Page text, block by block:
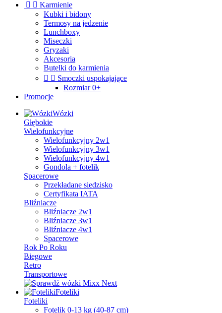
  Karmienie
Kubki i bidony
Termosy na jedzenie
Lunchboxy
Miseczki
Gryzaki
Akcesoria
Butelki do karmienia
  Smoczki uspokajające
Rozmiar 0+
Promocje
Wózki
Głębokie
Wielofunkcyjne
Wielofunkcyjny 2w1
Wielofunkcyjny 3w1
Wielofunkcyjny 4w1
Gondola + fotelik
Spacerowe
Przekładane siedzisko
Certyfikata IATA
Bliźniacze
Bliźniacze 2w1
Bliźniacze 3w1
Bliźniacze 4w1
Spacerowe
Rok Po Roku
Biegowe
Retro
Transportowe
Foteliki
Foteliki
Fotelik 0-13 kg (40-87 cm)